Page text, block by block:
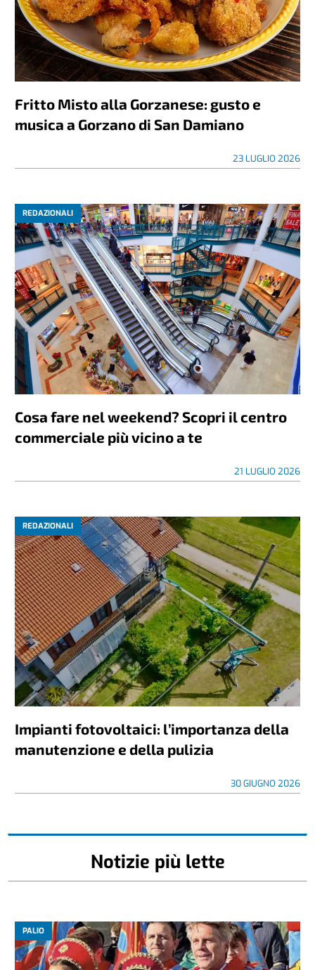
Fritto Misto alla Gorzanese: gusto e
musica a Gorzano di San Damiano
23 LUGLIO 2026
REDAZIONALI
Cosa fare nel weekend? Scopri il centro
commerciale più vicino a te
21 LUGLIO 2026
REDAZIONALI
Impianti fotovoltaici: l’importanza della
manutenzione e della pulizia
30 GIUGNO 2026
Notizie più lette
PALIO